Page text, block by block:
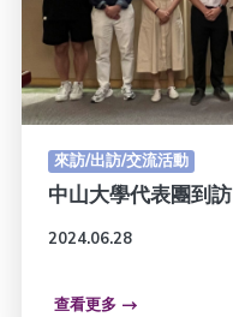
來訪/出訪/交流活動
中山大學代表團到訪
2024.06.28
查看更多